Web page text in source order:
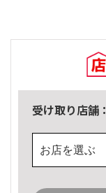
受け取り店舗：
お店を選ぶ